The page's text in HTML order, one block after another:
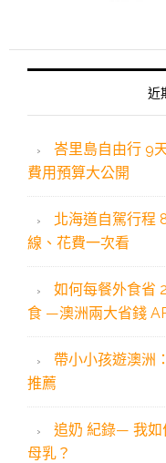
近
峇里島自由行 9
費用預算大公開
北海道自駕行程
線、花費一次看
如何每餐外食省
食 —澳洲兩大省錢
帶小小孩遊澳洲
推薦
追奶 紀錄— 我如
母乳？